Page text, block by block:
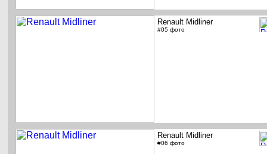
Renault Midliner
#05 фото
Renault Midliner
#06 фото